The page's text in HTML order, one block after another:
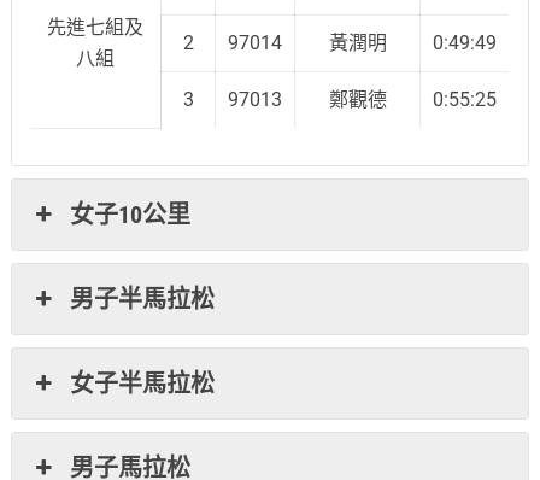
先進七組及
八組
2 97014 黃潤明 0:49:49
3 97013 鄭觀德 0:55:25
女子10公里
男子半馬拉松
女子半馬拉松
男子馬拉松